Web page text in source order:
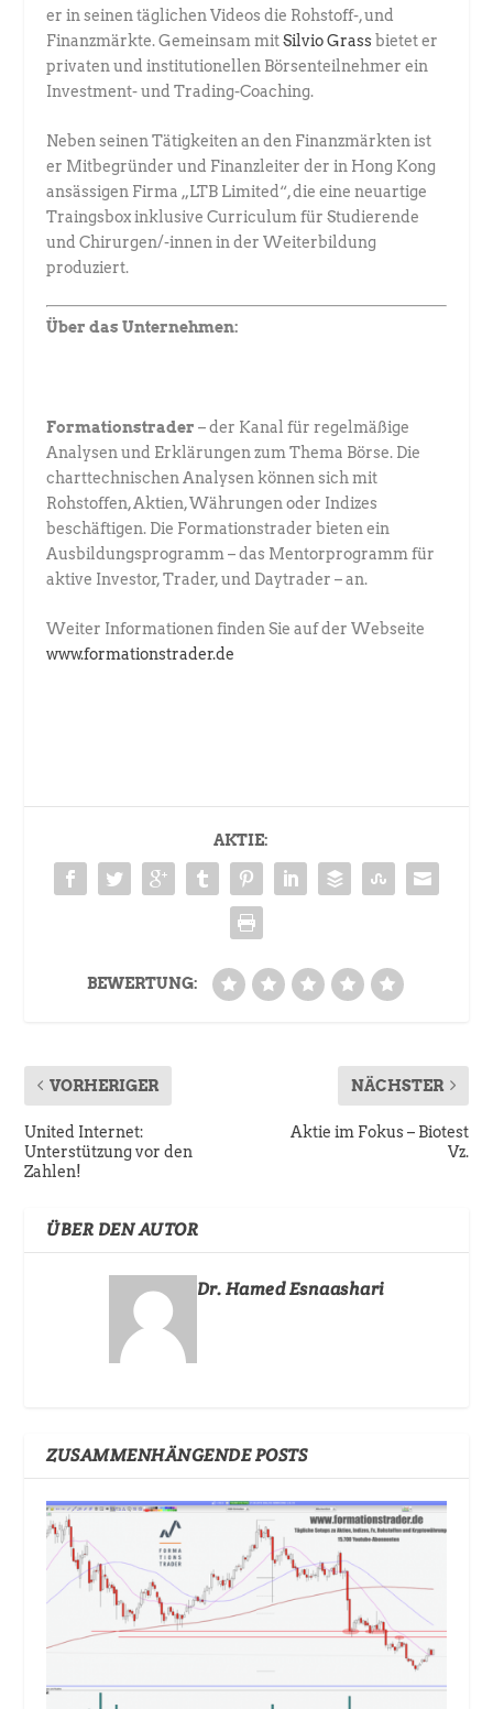
er in seinen täglichen ­Videos die Rohstoff-, und
Finanzmärkte. Gemeinsam mitSilvio Grass­bietet er
privaten und institutionellen Börsenteilnehmer ein
Investment- und ­Trading-Coaching.
Neben seinen Tätigkeiten an den Finanzmärkten ist
er Mitbegründer und Finanzleiter der in Hong Kong
ansässigen Firma „LTB Limited“, die eine neuartige
Traingsbox inklusive Curriculum für Studierende
und Chirurgen/-innen in der Weiterbildung
produziert.
Über das Unternehmen:
Formationstrader– der Kanal für regelmäßige
Analysen und Erklärungen zum Thema Börse. Die
charttechnischen Analysen können sich mit
Rohstoffen, Aktien, Währungen oder Indizes
beschäftigen. Die Formationstrader bieten ein
Ausbildungsprogramm – das Mentorprogramm für
aktive Investor, Trader, und Daytrader – an.
Weiter Informationen finden Sie auf der Webseite
www.formationstrader.de
AKTIE:
BEWERTUNG:
VORHERIGER
United Internet:
Unterstützung vor den
Zahlen!
NÄCHSTER
Aktie im Fokus – Biotest
Vz.
ÜBER DEN AUTOR
Dr. Hamed Esnaashari
ZUSAMMENHÄNGENDE POSTS